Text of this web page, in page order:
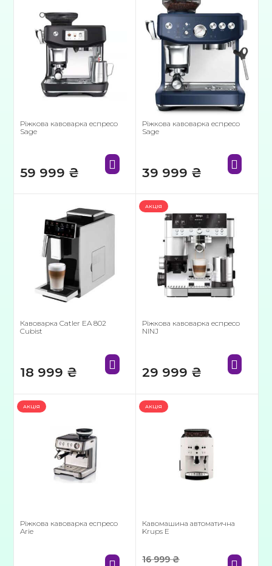
Ріжкова кавоварка еспресо
Sage
59 999 ₴
Ріжкова кавоварка еспресо
Sage
39 999 ₴
Кавоварка Catler EA 802
Cubist
18 999 ₴
АКЦІЯ
Ріжкова кавоварка еспресо
NINJ
29 999 ₴
АКЦІЯ
Ріжкова кавоварка еспресо
Arie
АКЦІЯ
Кавомашина автоматична
Krups E
16 999₴